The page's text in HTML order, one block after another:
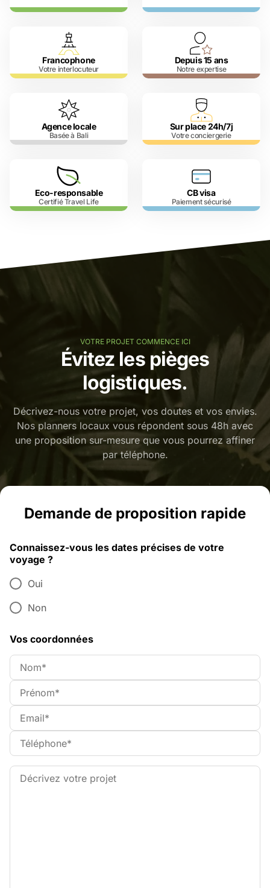
Francophone
Votre interlocuteur
Depuis 15 ans
Notre expertise
Agence locale
Basée à Bali
Sur place 24h/7j
Votre conciergerie
Eco-responsable
Certifié Travel Life
CB visa
Paiement sécurisé
VOTRE PROJET COMMENCE ICI
Évitez les pièges
logistiques.
Décrivez-nous votre projet, vos doutes et vos envies.
Nos planners locaux vous répondent sous 48h avec
une proposition sur-mesure que vous pourrez affiner
par téléphone.
Demande de proposition rapide
Connaissez-vous les dates précises de votre
voyage ?
Oui
Non
Vos coordonnées